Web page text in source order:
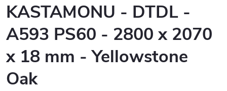
KASTAMONU - DTDL -
A593 PS60 - 2800 x 2070
x 18 mm - Yellowstone
Oak